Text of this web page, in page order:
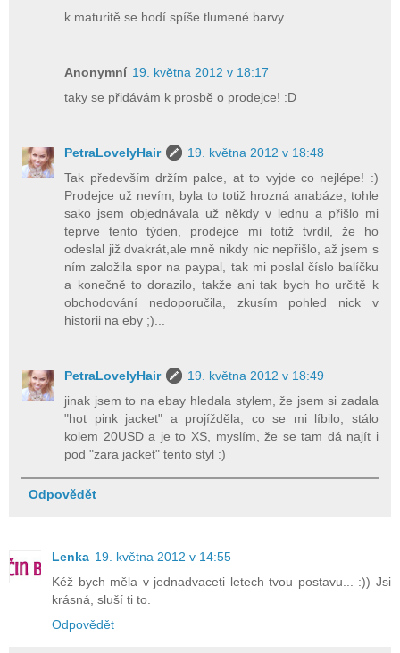
k maturitě se hodí spíše tlumené barvy
Anonymní 19. května 2012 v 18:17
taky se přidávám k prosbě o prodejce! :D
PetraLovelyHair
19. května 2012 v 18:48
Tak především držím palce, at to vyjde co nejlépe! :)
Prodejce už nevím, byla to totiž hrozná anabáze, tohle
sako jsem objednávala už někdy v lednu a přišlo mi
teprve tento týden, prodejce mi totiž tvrdil, že ho
odeslal již dvakrát,ale mně nikdy nic nepřišlo, až jsem s
ním založila spor na paypal, tak mi poslal číslo balíčku
a konečně to dorazilo, takže ani tak bych ho určitě k
obchodování nedoporučila, zkusím pohled nick v
historii na eby ;)...
PetraLovelyHair
19. května 2012 v 18:49
jinak jsem to na ebay hledala stylem, že jsem si zadala
"hot pink jacket" a projížděla, co se mi líbilo, stálo
kolem 20USD a je to XS, myslím, že se tam dá najít i
pod "zara jacket" tento styl :)
Odpovědět
Lenka 19. května 2012 v 14:55
Kéž bych měla v jednadvaceti letech tvou postavu... :)) Jsi
krásná, sluší ti to.
Odpovědět